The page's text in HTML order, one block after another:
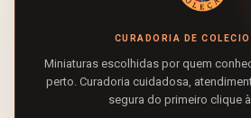
CURADORIA DE
Miniaturas escolhidas por quem
perto. Curadoria cuidadosa,
segura do primeiro clique